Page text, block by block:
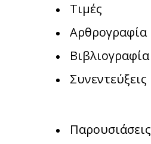
Τιμές
Αρθρογραφία
Βιβλιογραφία
Συνεντεύξεις
Παρουσιάσεις